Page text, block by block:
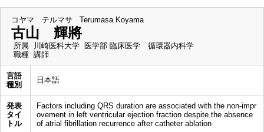
コヤマ テルマサ Terumasa Koyama
古山 輝將
所属
川崎医科大学 医学部 臨床医学 循環器内科学
職種 講師
言語
種別
日本語
発表
タイ
トル
Factors including QRS duration are associated with the non-impr
ovement in left ventricular ejection fraction despite the absence
of atrial fibrillation recurrence after catheter ablation